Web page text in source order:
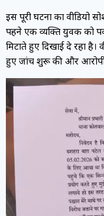
इस पूरी घटना का वीडियो
पहने एक व्यक्ति युवक को
मिटाते हुए दिखाई दे रहा है।
हुए जांच शुरू की और आरोपी